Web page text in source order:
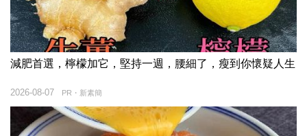
減肥首選，檸檬加它，堅持一週，腰細了，瘦到你懷疑人生
PR・新素簡
2026-08-07